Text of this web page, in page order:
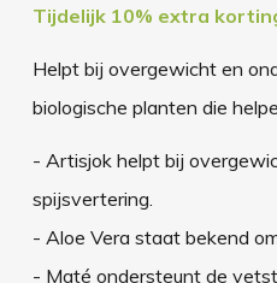
Tijdelijk 10% extra
Helpt bij overgewicht en
biologische planten die
- Artisjok helpt bij
spijsvertering.
- Aloe Vera staat bekend
- Maté ondersteunt de